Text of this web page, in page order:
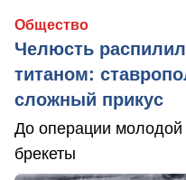
Общество
Челюсть
титаном:
сложный прикус
До операции молодой
брекеты